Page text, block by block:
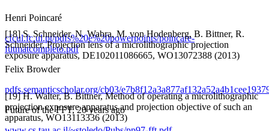
Henri Poincaré
cfcul.fc.ul.pt/pdfs%20e%20powerpoints/poincare-
futmatcompleto.pdf
Felix Browder
pdfs.semanticscholar.org/cb03/
Future of the FFT, 20 years ago
[18] S. Schneider, N. Wabra, M. von Hodenberg, B. Bittner, R.
Schneider, Projection lens of a microlithographic projection
exposure apparatus, DE102011086665, WO13072388 (2013)
[19] H. Walter, B. Bittner, Method of operating a microlithographic
projection exposure apparatus and projection objective of such an
apparatus, WO13113336 (2013)